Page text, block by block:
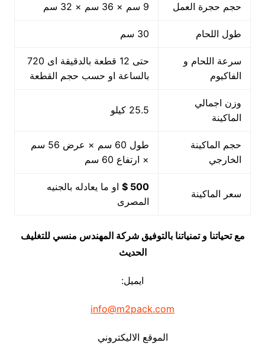
حجم حجرة العمل 9 سم × 36 سم × 32 سم
طول اللحام 30 سم
سرعة اللحام و
الفاكيوم
حتى 12 قطعة بالدقيقة اى 720
بالساعة او حسب حجم القطعة
وزن اجمالي
الماكينة
25.5 كيلو
حجم الماكينة
الخارجي
طول 60 سم × عرض 56 سم
× ارتفاع 60 سم
سعر الماكينة
500 $
او ما يعادله بالجنيه
المصرى
مع تحياتنا و تمنياتنا بالتوفيق شركة المهندس منسي للتغليف
الحديث
ايميل:
info@m2pack.com
الموقع الاليكتروني